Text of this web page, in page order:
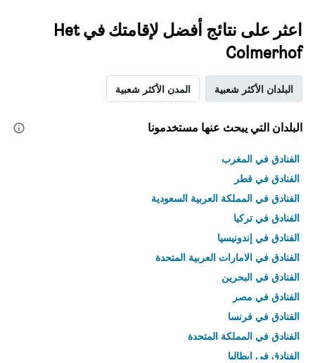
اعثر على نتائج أفضل لإقامتك في Het
Colmerhof
البلدان الأكثر شعبية المدن الأكثر شعبية
البلدان التي يبحث عنها مستخدمونا
الفنادق في المغرب
الفنادق في قطر
الفنادق في المملكة العربية السعودية
الفنادق في تركيا
الفنادق في إندونيسيا
الفنادق في الامارات العربية المتحدة
الفنادق في البحرين
الفنادق في مصر
الفنادق في فرنسا
الفنادق في المملكة المتحدة
الفنادق في إيطاليا